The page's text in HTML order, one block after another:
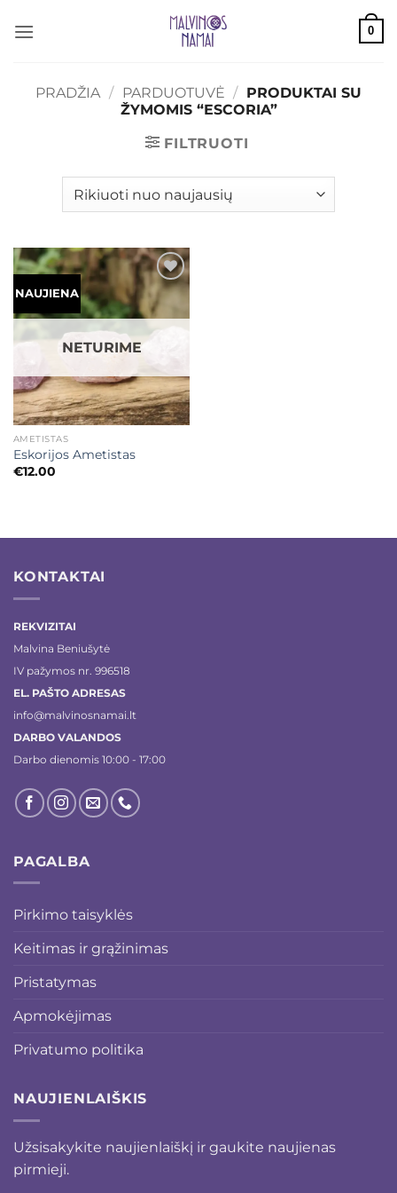
0
PRADŽIA / PARDUOTUVĖ / PRODUKTAI SU
ŽYMOMIS “ESCORIA”
FILTRUOTI
NAUJIENA Mėgstamiausias
NETURIME
AMETISTAS
Eskorijos Ametistas
€12.00
KONTAKTAI
REKVIZITAI
Malvina Beniušytė
IV pažymos nr. 996518
EL. PAŠTO ADRESAS
info@malvinosnamai.lt
DARBO VALANDOS
Darbo dienomis 10:00 - 17:00
PAGALBA
Pirkimo taisyklės
Keitimas ir grąžinimas
Pristatymas
Apmokėjimas
Privatumo politika
NAUJIENLAIŠKIS
Užsisakykite naujienlaiškį ir gaukite naujienas
pirmieji.